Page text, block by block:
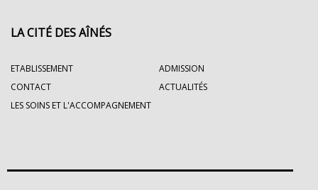
LA CITÉ DES AÎNÉS
ETABLISSEMENT
ADMISSION
CONTACT
ACTUALITÉS
LES SOINS ET L'ACCOMPAGNEMENT